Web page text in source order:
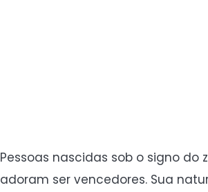
Pessoas nascidas sob o signo do
adoram ser vencedores. Sua